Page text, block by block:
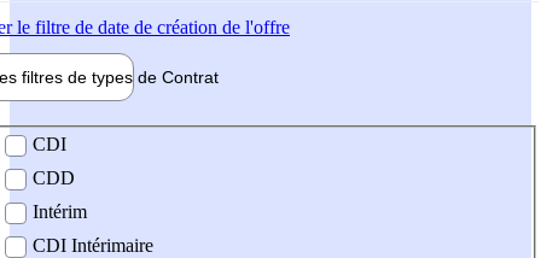
le filtre de date de création de l'offre
filtres de types de Contrat
contrat
CDI
CDD
Intérim
CDI Intérimaire